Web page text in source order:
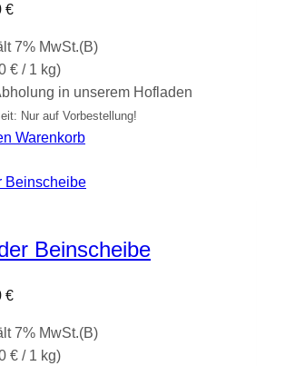
€
7% MwSt.(B)
€ / 1 kg)
in unserem Hofladen
Nur auf Vorbestellung!
Warenkorb
Beinscheibe
€
7% MwSt.(B)
€ / 1 kg)